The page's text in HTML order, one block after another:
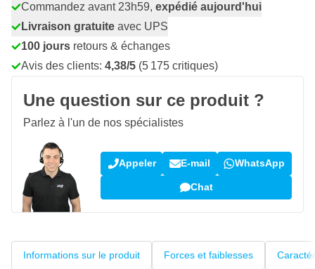
Commandez avant 23h59, expédié aujourd'hui
Livraison gratuite avec UPS
100 jours retours & échanges
Avis des clients: 4,38/5 (5 175 critiques)
Une question sur ce produit ?
Parlez à l'un de nos spécialistes
Appeler E-mail WhatsApp
Chat
Informations sur le produit Forces et faiblesses